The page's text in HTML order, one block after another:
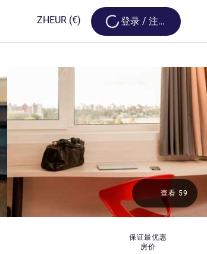
ZHEUR (€) Loading...
登录 / 注册
保证最优惠
房价
查看 59